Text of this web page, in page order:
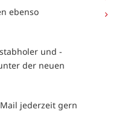
ebenso
und -
der neuen
jederzeit gern